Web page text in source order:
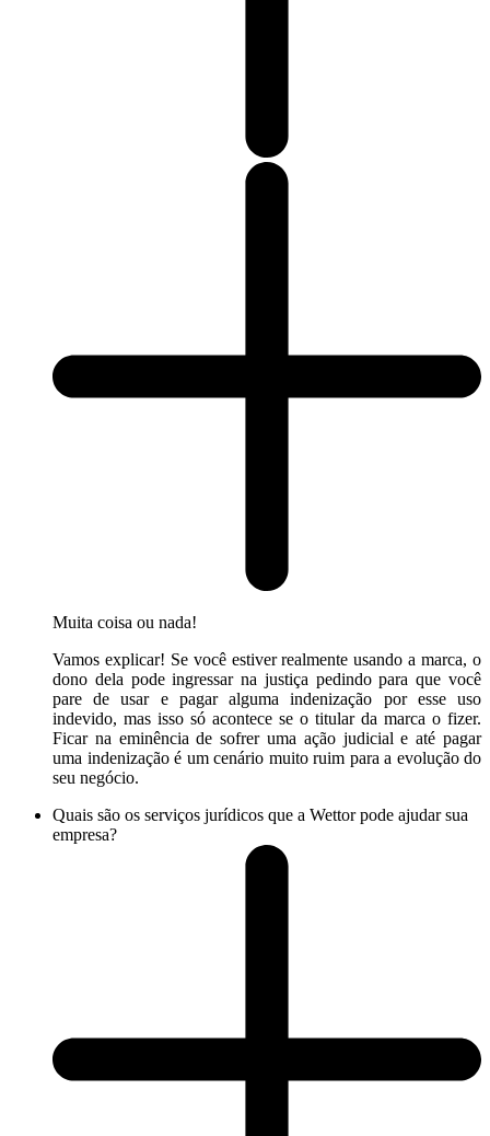
Muita coisa ou nada!
Vamos explicar! Se você estiver realmente usando a marca, o
dono dela pode ingressar na justiça pedindo para que você
pare de usar e pagar alguma indenização por esse uso
indevido, mas isso só acontece se o titular da marca o fizer.
Ficar na eminência de sofrer uma ação judicial e até pagar
uma indenização é um cenário muito ruim para a evolução do
seu negócio.
Quais são os serviços jurídicos que a Wettor pode ajudar sua
empresa?